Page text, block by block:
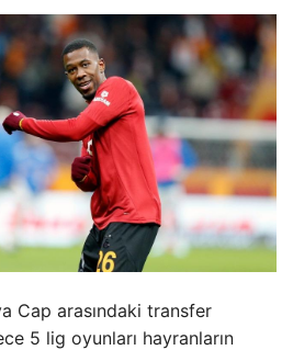
Cap arasındaki transfer
5 lig oyunları hayranların